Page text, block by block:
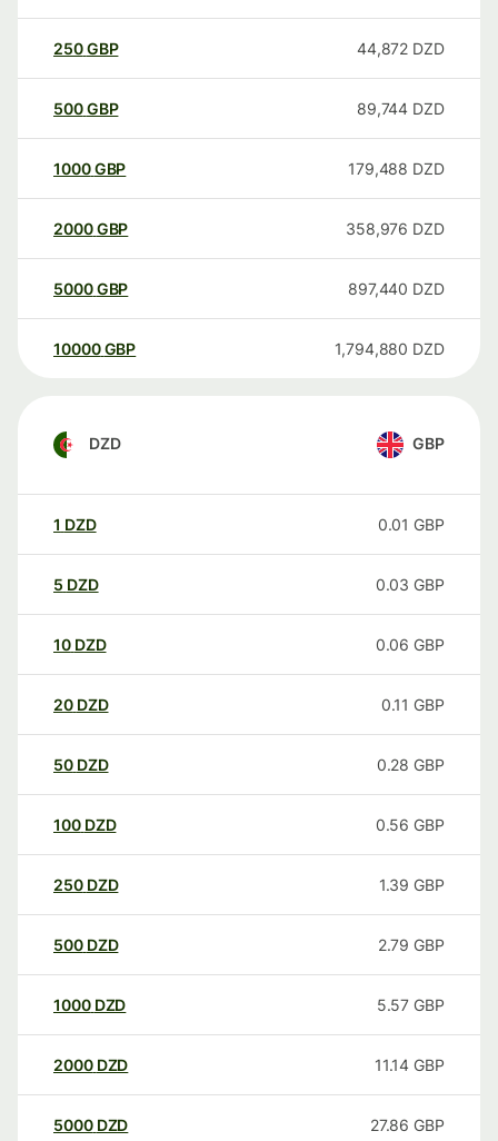
250GBP 44,872 DZD
500GBP 89,744 DZD
1000GBP 179,488 DZD
2000GBP 358,976 DZD
5000GBP 897,440 DZD
10000 GBP 1,794,880 DZD
DZD GBP
1 DZD 0.01 GBP
5 DZD 0.03 GBP
10 DZD 0.06 GBP
20 DZD 0.11 GBP
50 DZD 0.28 GBP
100 DZD 0.56 GBP
250 DZD 1.39 GBP
500 DZD 2.79 GBP
1000 DZD 5.57 GBP
2000 DZD 11.14 GBP
5000 DZD 27.86 GBP